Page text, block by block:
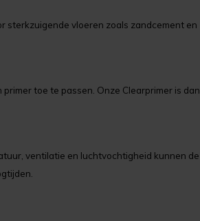
sterkzuigende vloeren zoals zandcement en
toe te passen. Onze Clearprimer is dan
ventilatie en luchtvochtigheid kunnen de